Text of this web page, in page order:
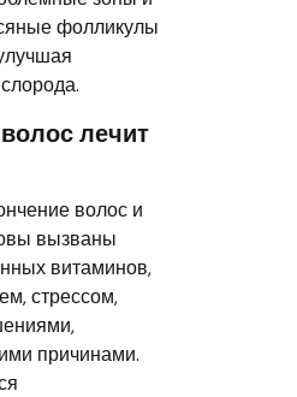
фолликулы
лечит
волос и
вызваны
витаминов,
стрессом,
причинами.